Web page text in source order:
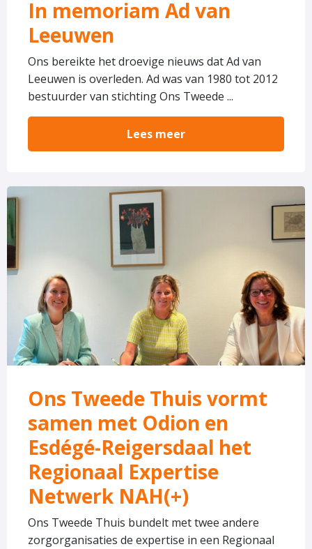
In memoriam Ad van
Leeuwen
Ons bereikte het droevige nieuws dat Ad van
Leeuwen is overleden. Ad was van 1980 tot 2012
bestuurder van stichting Ons Tweede ...
Lees meer
Ons Tweede Thuis vormt
samen met Odion en
Esdégé-Reigersdaal het
Regionaal Expertise
Netwerk NAH(+)
Ons Tweede Thuis bundelt met twee andere
zorgorganisaties de expertise in een Regionaal
Lees
meer
over
Ons
Tweede
vormt
samen
met
Odion
Esdégé-
Reigersdaal
Regionaal
Expertise
Netwerk
NAH(+)